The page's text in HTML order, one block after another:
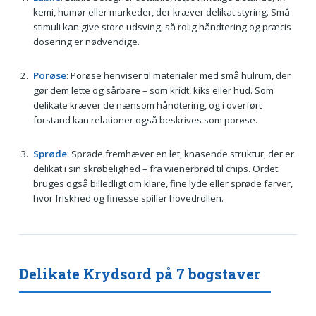
kemi, humør eller markeder, der kræver delikat styring. Små
stimuli kan give store udsving, så rolig håndtering og præcis
dosering er nødvendige.
Porøse: Porøse henviser til materialer med små hulrum, der
gør dem lette og sårbare – som kridt, kiks eller hud. Som
delikate kræver de nænsom håndtering, og i overført
forstand kan relationer også beskrives som porøse.
Sprøde: Sprøde fremhæver en let, knasende struktur, der er
delikat i sin skrøbelighed – fra wienerbrød til chips. Ordet
bruges også billedligt om klare, fine lyde eller sprøde farver,
hvor friskhed og finesse spiller hovedrollen.
Delikate Krydsord på 7 bogstaver